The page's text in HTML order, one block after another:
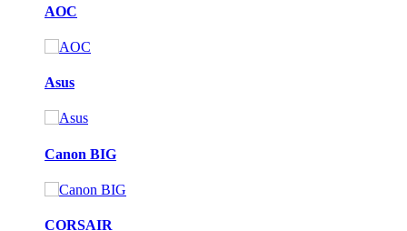
AOC
Asus
Canon BIG
CORSAIR